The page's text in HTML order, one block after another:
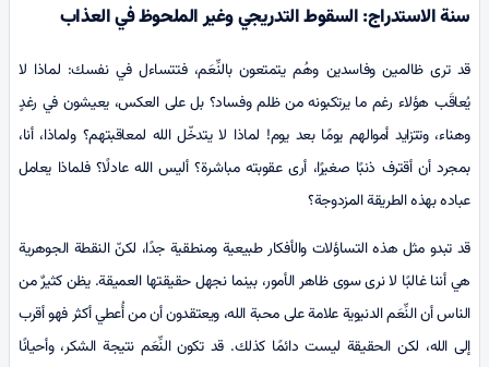
سنة الاستدراج: السقوط التدريجي وغير الملحوظ في العذاب
قد ترى ظالمين وفاسدين وهُم يتمتعون بالنِّعَم، فتتساءل في نفسك: لماذا لا
يُعاقَب هؤلاء رغم ما يرتكبونه من ظلم وفساد؟ بل على العكس، يعيشون في رغدٍ
وهناء، وتتزايد أموالهم يومًا بعد يوم! لماذا لا يتدخّل الله لمعاقبتهم؟ ولماذا، أنا،
بمجرد أن أقترف ذنبًا صغيرًا، أرى عقوبته مباشرة؟ أليس الله عادلًا؟ فلماذا يعامل
عباده بهذه الطريقة المزدوجة؟
قد تبدو مثل هذه التساؤلات والأفكار طبيعية ومنطقية جدًا، لكنّ النقطة الجوهرية
هي أننا غالبًا لا نرى سوى ظاهر الأمور، بينما نجهل حقيقتها العميقة. يظن كثيرٌ من
الناس أن النِّعَم الدنيوية علامة على محبة الله، ويعتقدون أن من أُعطي أكثر فهو أقرب
إلى الله، لكن الحقيقة ليست دائمًا كذلك. قد تكون النِّعَم نتيجة الشكر، وأحيانًا